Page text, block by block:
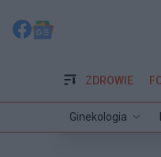
ZDROWIE
Ginekologia